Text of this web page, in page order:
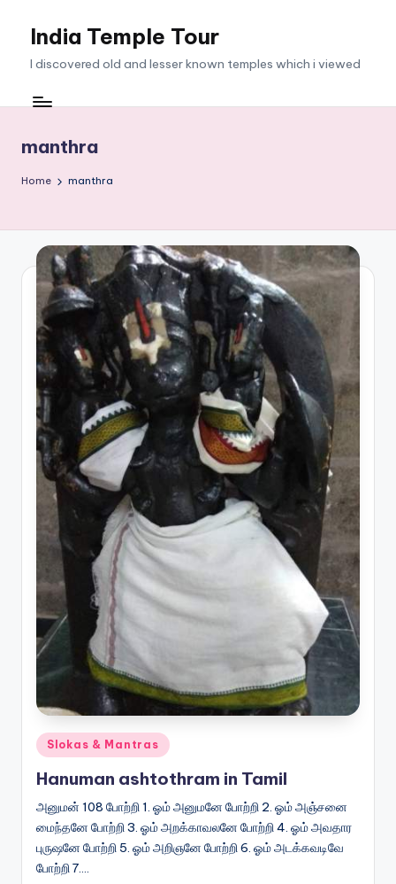
India Temple Tour
I discovered old and lesser known temples which i viewed
manthra
Home manthra
Posted
in
Slokas & Mantras
Hanuman ashtothram in Tamil
அனுமன் 108 போற்றி 1. ஓம் அனுமனே போற்றி 2. ஓம் அஞ்சனை
மைந்தனே போற்றி 3. ஓம் அறக்காவலனே போற்றி 4. ஓம் அவதார
புருஷனே போற்றி 5. ஓம் அறிஞனே போற்றி 6. ஓம் அடக்கவடிவே
போற்றி 7.…